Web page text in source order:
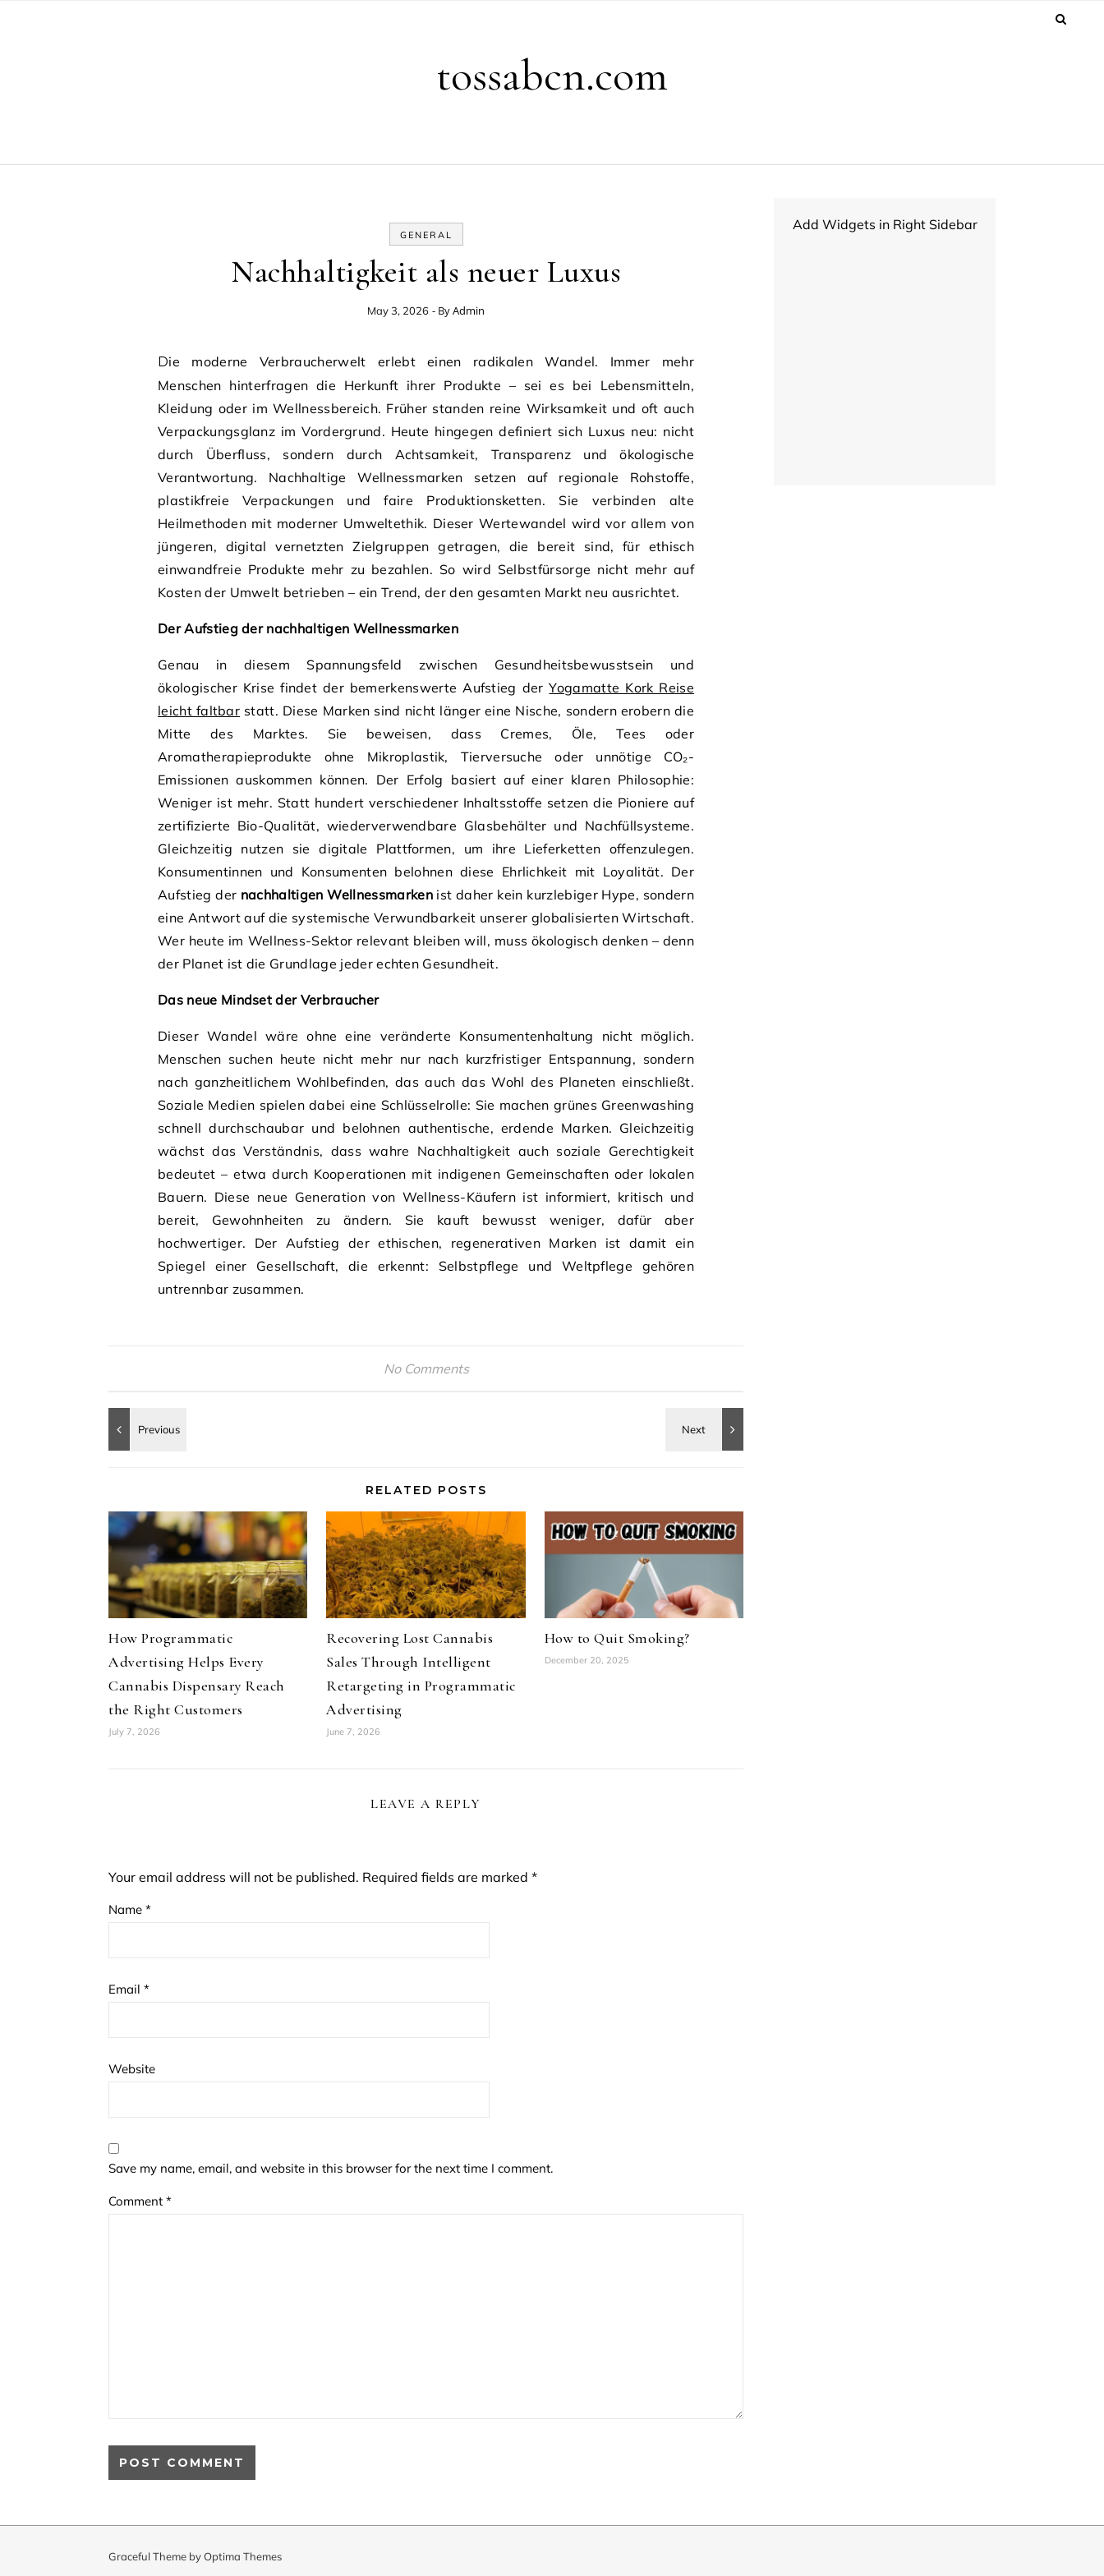
tossabcn.com
GENERAL
Nachhaltigkeit als neuer Luxus
May 3, 2026 - ByAdmin
Die moderne Verbraucherwelt erlebt einen radikalen Wandel. Immer mehr
Menschen hinterfragen die Herkunft ihrer Produkte – sei es bei Lebensmitteln,
Kleidung oder im Wellnessbereich. Früher standen reine Wirksamkeit und oft auch
Verpackungsglanz im Vordergrund. Heute hingegen definiert sich Luxus neu: nicht
durch Überfluss, sondern durch Achtsamkeit, Transparenz und ökologische
Verantwortung. Nachhaltige Wellnessmarken setzen auf regionale Rohstoffe,
plastikfreie Verpackungen und faire Produktionsketten. Sie verbinden alte
Heilmethoden mit moderner Umweltethik. Dieser Wertewandel wird vor allem von
jüngeren, digital vernetzten Zielgruppen getragen, die bereit sind, für ethisch
einwandfreie Produkte mehr zu bezahlen. So wird Selbstfürsorge nicht mehr auf
Kosten der Umwelt betrieben – ein Trend, der den gesamten Markt neu ausrichtet.
Der Aufstieg der nachhaltigen Wellnessmarken
Genau in diesem Spannungsfeld zwischen Gesundheitsbewusstsein und
ökologischer Krise findet der bemerkenswerte Aufstieg derYogamatte Kork Reise
leicht faltbar statt. Diese Marken sind nicht länger eine Nische, sondern erobern die
Mitte des Marktes. Sie beweisen, dass Cremes, Öle, Tees oder
Aromatherapieprodukte ohne Mikroplastik, Tierversuche oder unnötige CO₂-
Emissionen auskommen können. Der Erfolg basiert auf einer klaren Philosophie:
Weniger ist mehr. Statt hundert verschiedener Inhaltsstoffe setzen die Pioniere auf
zertifizierte Bio-Qualität, wiederverwendbare Glasbehälter und Nachfüllsysteme.
Gleichzeitig nutzen sie digitale Plattformen, um ihre Lieferketten offenzulegen.
Konsumentinnen und Konsumenten belohnen diese Ehrlichkeit mit Loyalität. Der
Aufstieg der nachhaltigen Wellnessmarkenist daher kein kurzlebiger Hype, sondern
eine Antwort auf die systemische Verwundbarkeit unserer globalisierten Wirtschaft.
Wer heute im Wellness-Sektor relevant bleiben will, muss ökologisch denken – denn
der Planet ist die Grundlage jeder echten Gesundheit.
Das neue Mindset der Verbraucher
Dieser Wandel wäre ohne eine veränderte Konsumentenhaltung nicht möglich.
Menschen suchen heute nicht mehr nur nach kurzfristiger Entspannung, sondern
nach ganzheitlichem Wohlbefinden, das auch das Wohl des Planeten einschließt.
Soziale Medien spielen dabei eine Schlüsselrolle: Sie machen grünes Greenwashing
schnell durchschaubar und belohnen authentische, erdende Marken. Gleichzeitig
wächst das Verständnis, dass wahre Nachhaltigkeit auch soziale Gerechtigkeit
bedeutet – etwa durch Kooperationen mit indigenen Gemeinschaften oder lokalen
Bauern. Diese neue Generation von Wellness-Käufern ist informiert, kritisch und
bereit, Gewohnheiten zu ändern. Sie kauft bewusst weniger, dafür aber
hochwertiger. Der Aufstieg der ethischen, regenerativen Marken ist damit ein
Spiegel einer Gesellschaft, die erkennt: Selbstpflege und Weltpflege gehören
untrennbar zusammen.
No Comments
RELATED POSTS
How Programmatic
Advertising Helps Every
Cannabis Dispensary Reach
the Right Customers
July 7, 2026
Recovering Lost Cannabis
Sales Through Intelligent
Retargeting in Programmatic
Advertising
June 7, 2026
How to Quit Smoking?
December 20, 2025
LEAVE A REPLY
Your email address will not be published. Required fields are marked *
Name *
Email *
Website
Save my name, email, and website in this browser for the next time I comment.
Comment *
Add Widgets in Right Sidebar
Graceful Theme byOptima Themes